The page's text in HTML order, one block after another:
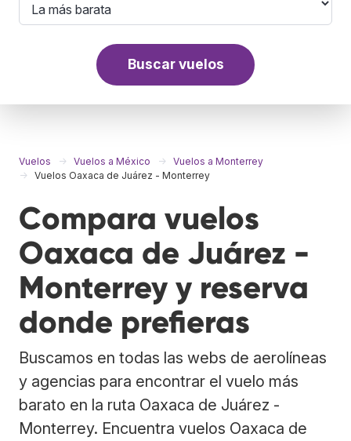
Buscar vuelos
Vuelos Vuelos a México
Vuelos a Monterrey
Vuelos Oaxaca de Juárez - Monterrey
Compara vuelos
Oaxaca de Juárez -
Monterrey y reserva
donde prefieras
Buscamos en todas las webs de aerolíneas
y agencias para encontrar el vuelo más
barato en la ruta Oaxaca de Juárez -
Monterrey. Encuentra vuelos Oaxaca de